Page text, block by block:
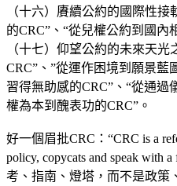
（十六）賡續公約的國際性
的CRC”、“從兒權公約到國內
（十七）仰望公約的未來天
CRC”、”從運作困境到願景藍
習得無助感的CRC”、“從通過
權為本到醜表功的CRC”。
好一個眉批CRC：“CRC is a
policy, copycats and speak with
考、指南、燈塔，而不是政策